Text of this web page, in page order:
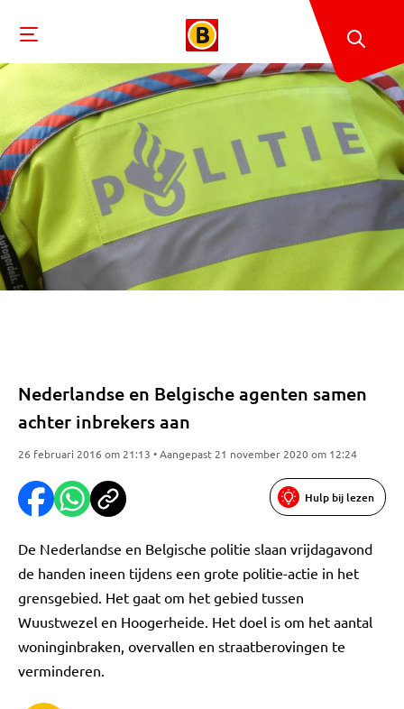
Nederlandse en Belgische agenten samen
achter inbrekers aan
26 februari 2016 om 21:13 • Aangepast 21 november 2020 om 12:24
Hulp bij lezen
De Nederlandse en Belgische politie slaan vrijdagavond
de handen ineen tijdens een grote politie-actie in het
grensgebied. Het gaat om het gebied tussen
Wuustwezel en Hoogerheide. Het doel is om het aantal
woninginbraken, overvallen en straatberovingen te
verminderen.